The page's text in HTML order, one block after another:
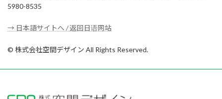
5980-8535
→ 日本語サイトへ / 返回日语网站
© 株式会社空間デザイン All Rights Reserved.